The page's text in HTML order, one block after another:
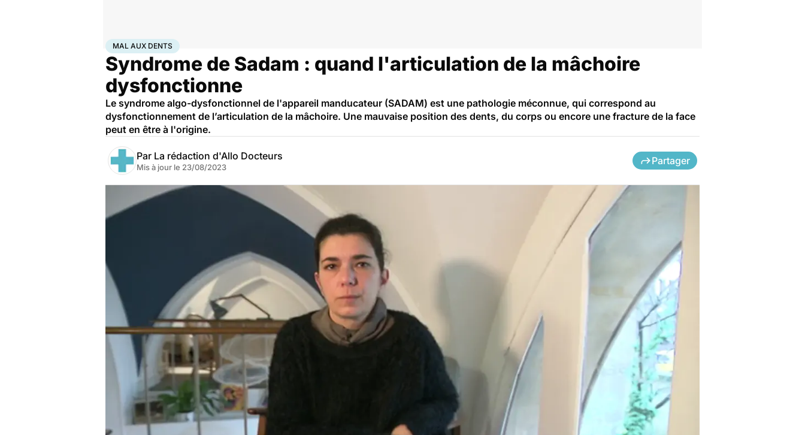
Accueil SantéMaladies
MAL AUX DENTS
Syndrome de Sadam : quand l'articulation de la mâchoire
dysfonctionne
Le syndrome algo-dysfonctionnel de l'appareil manducateur (SADAM) est une pathologie méconnue, qui correspond au
dysfonctionnement de l’articulation de la mâchoire. Une mauvaise position des dents, du corps ou encore une fracture de la face
peut en être à l'origine.
Par La rédaction d'Allo Docteurs
Mis à jour le 23/08/2023
Partager